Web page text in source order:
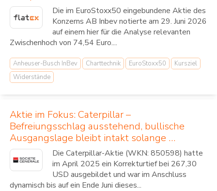
Die im EuroStoxx50 eingebundene Aktie des
Konzerns AB Inbev notierte am 29. Juni 2026
auf einem hier für die Analyse relevanten
Zwischenhoch von 74,54 Euro....
Anheuser-Busch InBev Charttechnik EuroStoxx50
Kursziel
Widerstände
Aktie im Fokus: Caterpillar –
Befreiungsschlag ausstehend, bullische
Ausgangslage bleibt intakt solange …
Die Caterpillar-Aktie (WKN: 850598) hatte
im April 2025 ein Korrekturtief bei 267,30
USD ausgebildet und war im Anschluss
dynamisch bis auf ein Ende Juni dieses...